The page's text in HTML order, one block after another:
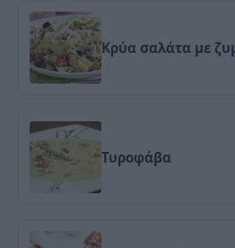
Κρύα σαλάτα με
Τυροφάβα